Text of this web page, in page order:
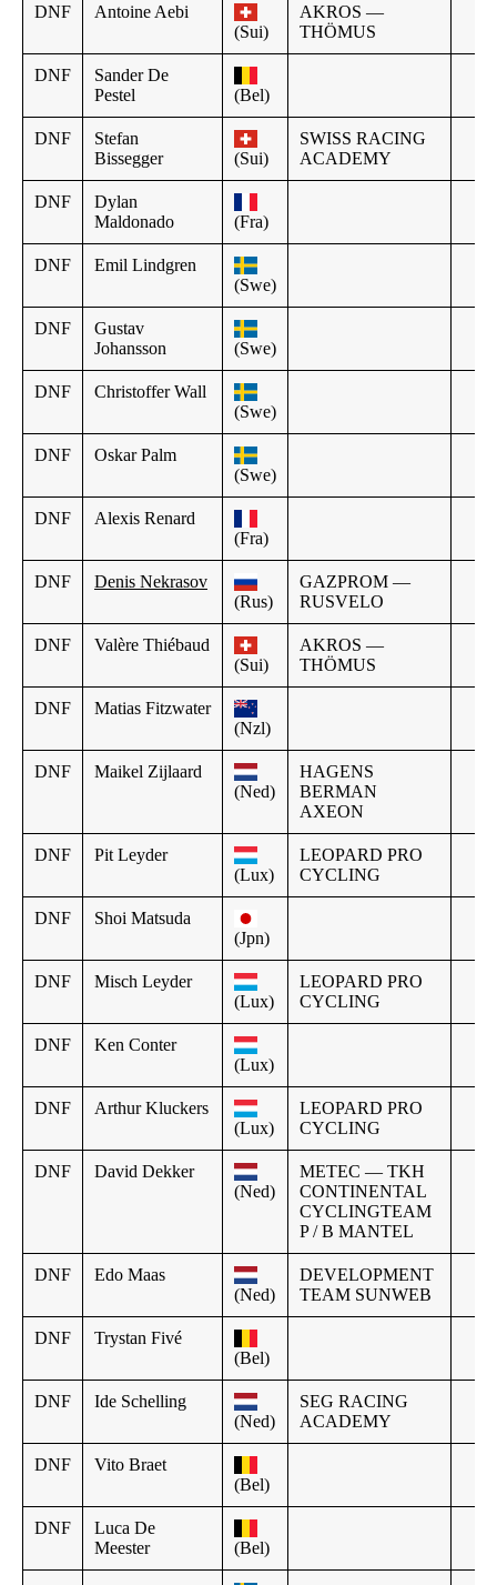
DNF
Antoine Aebi
(Sui)
AKROS —
THÖMUS
DNF
Sander De
Pestel
(Bel)
DNF
Stefan
Bissegger
(Sui)
SWISS RACING
ACADEMY
DNF
Dylan
Maldonado
(Fra)
DNF
Emil Lindgren
(Swe)
DNF
Gustav
Johansson
(Swe)
DNF
Christoffer Wall
(Swe)
DNF
Oskar Palm
(Swe)
DNF
Alexis Renard
(Fra)
DNF
Denis Nekrasov
(Rus)
GAZPROM —
RUSVELO
DNF
Valère Thiébaud
(Sui)
AKROS —
THÖMUS
DNF
Matias Fitzwater
(Nzl)
DNF
Maikel Zijlaard
(Ned)
HAGENS
BERMAN
AXEON
DNF
Pit Leyder
(Lux)
LEOPARD PRO
CYCLING
DNF
Shoi Matsuda
(Jpn)
DNF
Misch Leyder
(Lux)
LEOPARD PRO
CYCLING
DNF
Ken Conter
(Lux)
DNF
Arthur Kluckers
(Lux)
LEOPARD PRO
CYCLING
DNF
David Dekker
(Ned)
METEC — TKH
CONTINENTAL
CYCLINGTEAM
P / B MANTEL
DNF
Edo Maas
(Ned)
DEVELOPMENT
TEAM SUNWEB
DNF
Trystan Fivé
(Bel)
DNF
Ide Schelling
(Ned)
SEG RACING
ACADEMY
DNF
Vito Braet
(Bel)
DNF
Luca De
Meester
(Bel)